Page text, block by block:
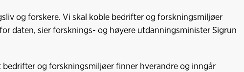
og forskere. Vi skal koble bedrifter og forskningsmiljøer
daten, sier forsknings- og høyere utdanningsminister Sigrun
og forskningsmiljøer finner hverandre og inngår